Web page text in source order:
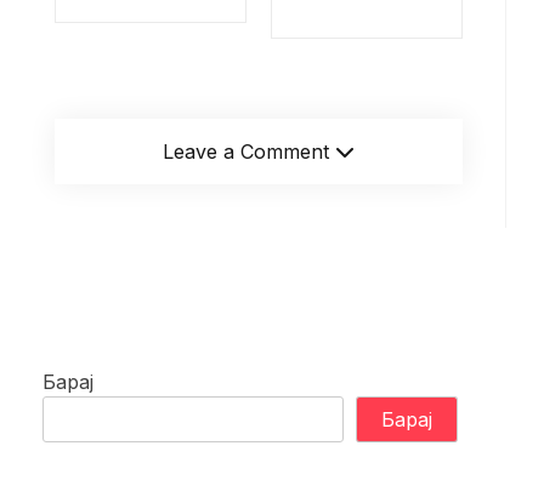
Leave a Comment
Барај
Барај